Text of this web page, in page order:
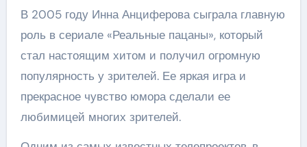
В 2005 году Инна Анциферова сыграла главную
роль в сериале «Реальные пацаны», который
стал настоящим хитом и получил огромную
популярность у зрителей. Ее яркая игра и
прекрасное чувство юмора сделали ее
любимицей многих зрителей.